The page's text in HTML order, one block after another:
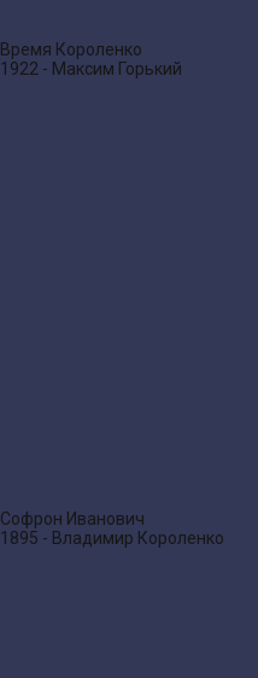
Время Короленко
1922 - Максим Горький
Софрон Иванович
1895 - Владимир Короленко